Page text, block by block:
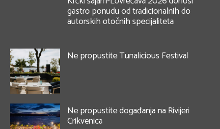
gastro ponudu od tradicionalnih do
autorskih otočnih specijaliteta
Ne propustite Tunalicious Festival
Ne propustite događanja na Rivijeri
Crikvenica